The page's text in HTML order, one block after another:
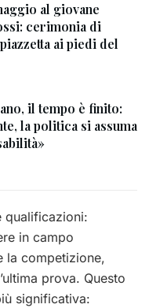
al giovane
cerimonia di
ai piedi del
il tempo è finito:
la politica si assuma
qualificazioni:
in campo
la competizione,
prova. Questo
significativa: